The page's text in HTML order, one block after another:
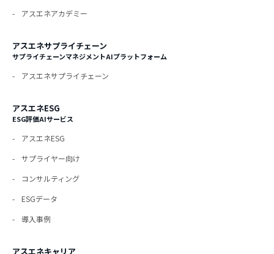
アスエネアカデミー
アスエネサプライチェーン
サプライチェーンマネジメントAIプラットフォーム
アスエネサプライチェーン
アスエネESG
ESG評価AIサービス
アスエネESG
サプライヤー向け
コンサルティング
ESGデータ
導入事例
アスエネキャリア